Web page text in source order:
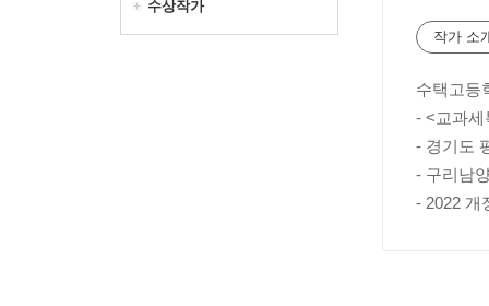
수상작가
작가 소
수택고등
- <교과세
- 경기도
- 구리남
- 2022 개